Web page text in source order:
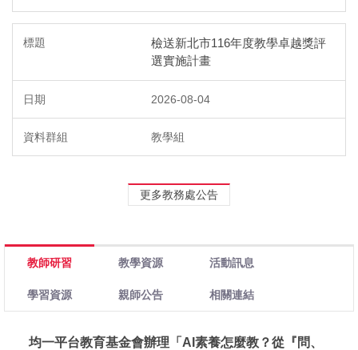
檢送新北市116年度教學卓越獎評
選實施計畫
2026-08-04
教學組
更多教務處公告
教師研習 教學資源 活動訊息
學習資源 親師公告 相關連結
均一平台教育基金會辦理「AI素養怎麼教？從『問、